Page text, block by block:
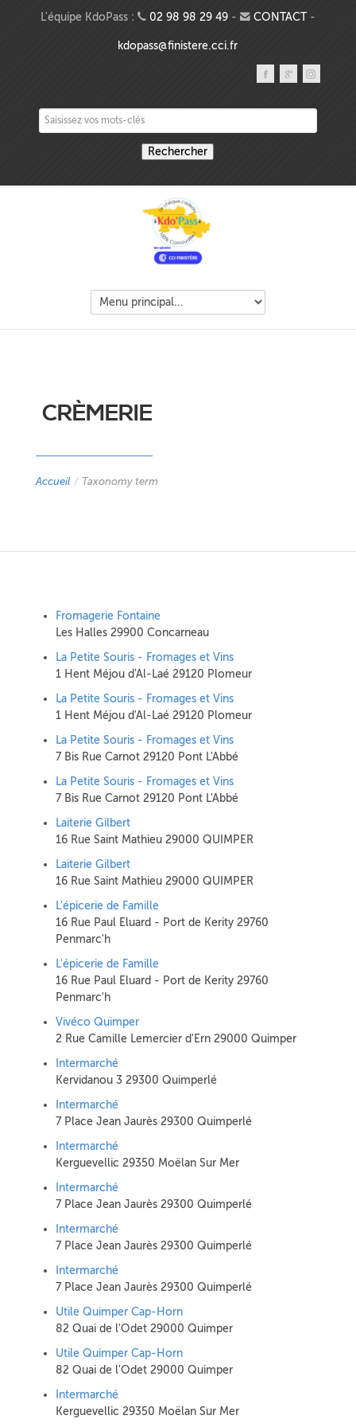
Aller au contenu principal
L'équipe KdoPass : 02 98 98 29 49- CONTACT-
kdopass@finistere.cci.fr
Saisissez vos mots-clés
CRÈMERIE
Accueil / Taxonomy term
Fromagerie Fontaine
Les Halles 29900 Concarneau
La Petite Souris - Fromages et Vins
1 Hent Méjou d'Al-Laé 29120 Plomeur
La Petite Souris - Fromages et Vins
1 Hent Méjou d'Al-Laé 29120 Plomeur
La Petite Souris - Fromages et Vins
7 Bis Rue Carnot 29120 Pont L'Abbé
La Petite Souris - Fromages et Vins
7 Bis Rue Carnot 29120 Pont L'Abbé
Laiterie Gilbert
16 Rue Saint Mathieu 29000 QUIMPER
Laiterie Gilbert
16 Rue Saint Mathieu 29000 QUIMPER
L'épicerie de Famille
16 Rue Paul Eluard - Port de Kerity 29760
Penmarc'h
L'épicerie de Famille
16 Rue Paul Eluard - Port de Kerity 29760
Penmarc'h
Vivéco Quimper
2 Rue Camille Lemercier d'Ern 29000 Quimper
Intermarché
Kervidanou 3 29300 Quimperlé
Intermarché
7 Place Jean Jaurès 29300 Quimperlé
Intermarché
Kerguevellic 29350 Moëlan Sur Mer
Intermarché
7 Place Jean Jaurès 29300 Quimperlé
Intermarché
7 Place Jean Jaurès 29300 Quimperlé
Intermarché
7 Place Jean Jaurès 29300 Quimperlé
Utile Quimper Cap-Horn
82 Quai de l'Odet 29000 Quimper
Utile Quimper Cap-Horn
82 Quai de l'Odet 29000 Quimper
Intermarché
Kerguevellic 29350 Moëlan Sur Mer